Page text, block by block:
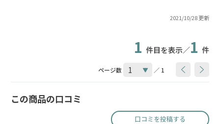
2021/10/28 更新
1 件目を表示／1 件
ページ数 ／ 1
この商品の口コミ
口コミを投稿する